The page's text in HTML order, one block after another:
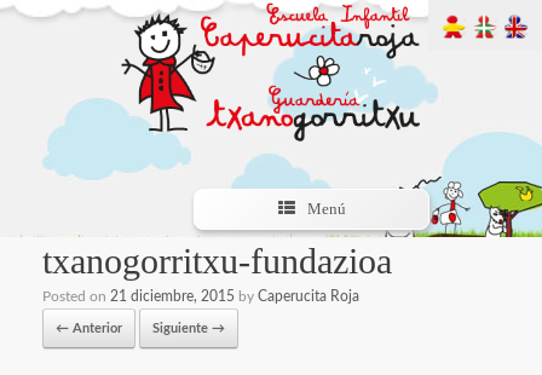
Menú
txanogorritxu-fundazioa
Posted on 21 diciembre, 2015 by Caperucita Roja
← Anterior Siguiente →